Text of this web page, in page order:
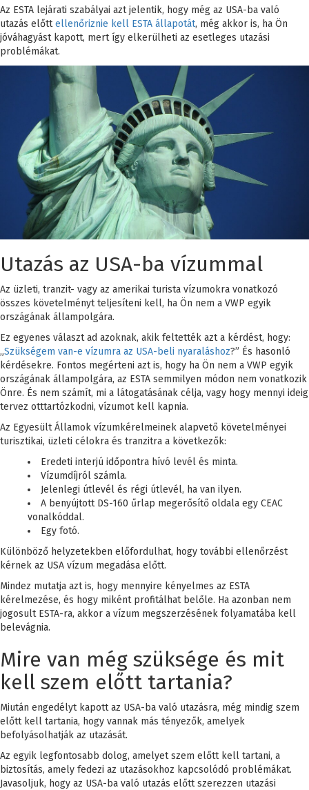
Az ESTA lejárati szabályai azt jelentik, hogy még az USA-ba való
utazás előttellenőriznie kell ESTA állapotát, még akkor is, ha Ön
jóváhagyást kapott, mert így elkerülheti az esetleges utazási
problémákat.
Utazás az USA-ba vízummal
Az üzleti, tranzit- vagy az amerikai turista vízumokra vonatkozó
összes követelményt teljesíteni kell, ha Ön nem a VWP egyik
országának állampolgára.
Ez egyenes választ ad azoknak, akik feltették azt a kérdést, hogy:
„Szükségem van-e vízumra az USA-beli nyaraláshoz?” És hasonló
kérdésekre. Fontos megérteni azt is, hogy ha Ön nem a VWP egyik
országának állampolgára, az ESTA semmilyen módon nem vonatkozik
Önre. És nem számít, mi a látogatásának célja, vagy hogy mennyi ideig
tervez otttartózkodni, vízumot kell kapnia.
Az Egyesült Államok vízumkérelmeinek alapvető követelményei
turisztikai, üzleti célokra és tranzitra a következők:
Eredeti interjú időpontra hívó levél és minta.
Vízumdíjról számla.
Jelenlegi útlevél és régi útlevél, ha van ilyen.
A benyújtott DS-160 űrlap megerősítő oldala egy CEAC
vonalkóddal.
Egy fotó.
Különböző helyzetekben előfordulhat, hogy további ellenőrzést
kérnek az USA vízum megadása előtt.
Mindez mutatja azt is, hogy mennyire kényelmes az ESTA
kérelmezése, és hogy miként profitálhat belőle. Ha azonban nem
jogosult ESTA-ra, akkor a vízum megszerzésének folyamatába kell
belevágnia.
Mire van még szüksége és mit
kell szem előtt tartania?
Miután engedélyt kapott az USA-ba való utazásra, még mindig szem
előtt kell tartania, hogy vannak más tényezők, amelyek
befolyásolhatják az utazását.
Az egyik legfontosabb dolog, amelyet szem előtt kell tartani, a
biztosítás, amely fedezi az utazásokhoz kapcsolódó problémákat.
Javasoljuk, hogy az USA-ba való utazás előtt szerezzen utazási